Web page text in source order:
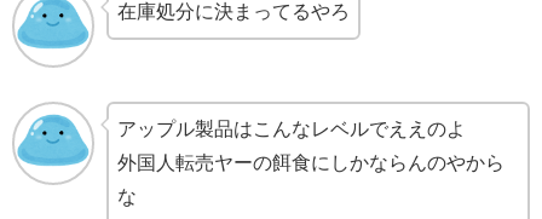
在庫処分に決まってるやろ
アップル製品はこんなレベルでええのよ
外国人転売ヤーの餌食にしかならんのやから
な